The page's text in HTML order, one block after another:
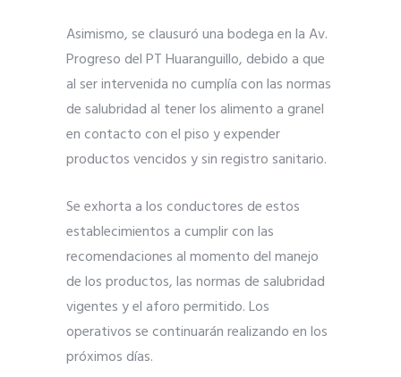
Asimismo, se clausuró una bodega en la Av.
Progreso del PT Huaranguillo, debido a que
al ser intervenida no cumplía con las normas
de salubridad al tener los alimento a granel
en contacto con el piso y expender
productos vencidos y sin registro sanitario.
Se exhorta a los conductores de estos
establecimientos a cumplir con las
recomendaciones al momento del manejo
de los productos, las normas de salubridad
vigentes y el aforo permitido. Los
operativos se continuarán realizando en los
próximos días.